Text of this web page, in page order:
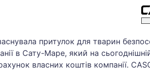
притулок для тварин
в Сату-Маре, який на
власних коштів компанії.